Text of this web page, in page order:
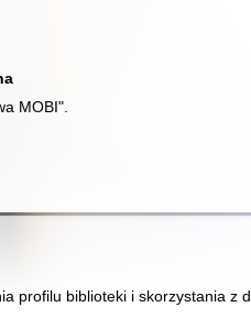
MOBI".
profilu biblioteki i skorzystania z